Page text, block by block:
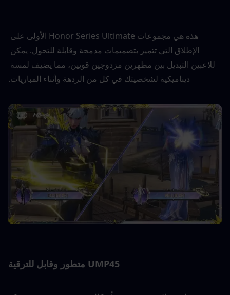
ديناميكية لشخصيتك في كل من الردهة وأثناء المباريات.
UMP45 متطور وقابل للترقية